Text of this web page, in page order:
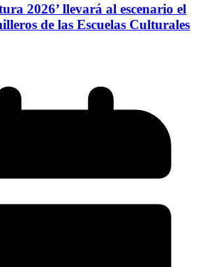
2026’ llevará al escenario el
de las Escuelas Culturales